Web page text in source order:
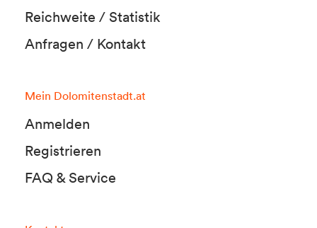
Reichweite / Statistik
Anfragen / Kontakt
Mein Dolomitenstadt.at
Anmelden
Registrieren
FAQ & Service